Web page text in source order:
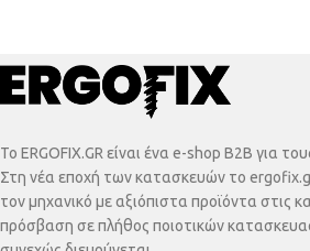
To ERGOFIX.GR είναι ένα e-shop B2B για
Στη νέα εποχή των κατασκευών το
τον μηχανικό με αξιόπιστα προϊόντα στις
πρόσβαση σε πλήθος ποιοτικών